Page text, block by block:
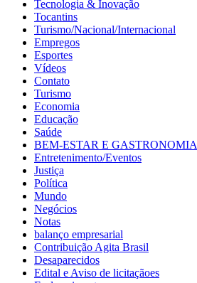
Tecnologia & Inovação
Tocantins
Turismo/Nacional/Internacional
Empregos
Esportes
Vídeos
Contato
Turismo
Economia
Educação
Saúde
BEM-ESTAR E GASTRONOMIA
Entretenimento/Eventos
Justiça
Política
Mundo
Negócios
Notas
balanço empresarial
Contribuição Agita Brasil
Desaparecidos
Edital e Aviso de licitaçãoes